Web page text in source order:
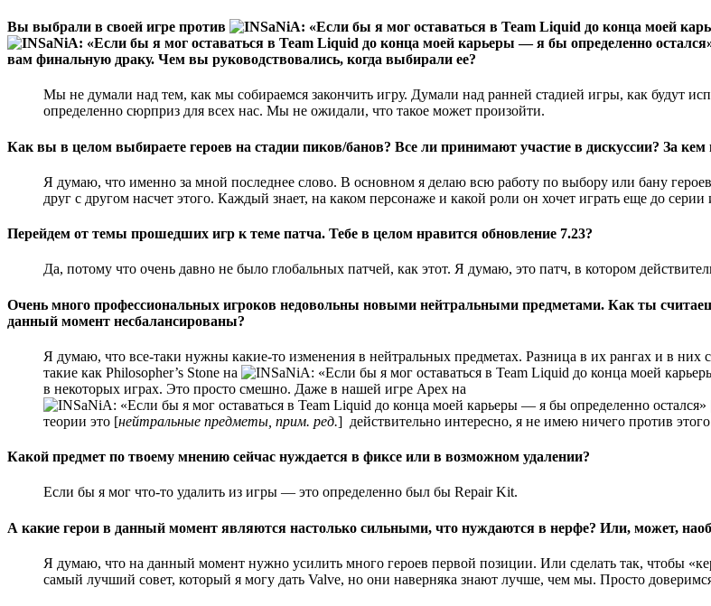
Вы выбрали в своей игре против
вам финальную драку. Чем вы руководствовались, когда выбирали ее?
Мы не думали над тем, как мы собираемся закончить игру. Думали над ранней стадией игры, как будут
определенно сюрприз для всех нас. Мы не ожидали, что такое может произойти.
Как вы в целом выбираете героев на стадии пиков/банов? Все ли принимают участие в дискуссии? За кем
Я думаю, что именно за мной последнее слово. В основном я делаю всю работу по выбору или бану
друг с другом насчет этого. Каждый знает, на каком персонаже и какой роли он хочет играть еще до серии
Перейдем от темы прошедших игр к теме патча. Тебе в целом нравится обновление 7.23?
Да, потому что очень давно не было глобальных патчей, как этот. Я думаю, это патч, в котором
Очень много профессиональных игроков недовольны новыми нейтральными предметами. Как ты
данный момент несбалансированы?
Я думаю, что все-таки нужны какие-то изменения в нейтральных предметах. Разница в их рангах и в
такие как Philosopher’s Stone на
в некоторых играх. Это просто смешно. Даже в нашей игре Apex на
теории это [нейтральные предметы, прим. ред.] действительно интересно, я не имею ничего против
Какой предмет по твоему мнению сейчас нуждается в фиксе или в возможном удалении?
Если бы я мог что-то удалить из игры — это определенно был бы Repair Kit.
А какие герои в данный момент являются настолько сильными, что нуждаются в нерфе? Или, может,
Я думаю, что на данный момент нужно усилить много героев первой позиции. Или сделать так, чтобы
самый лучший совет, который я могу дать Valve, но они наверняка знают лучше, чем мы. Просто